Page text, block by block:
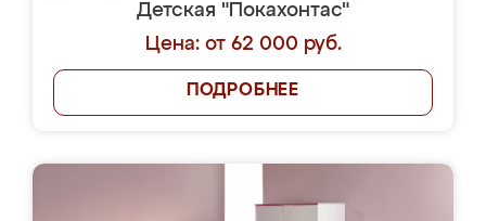
Детская "Покахонтас"
Цена: от 62 000 руб.
ПОДРОБНЕЕ